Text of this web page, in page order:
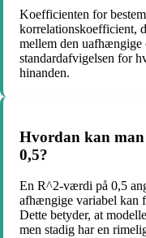
Koefficienten for
korrelationskoefficient,
mellem den
standardafvigelsen for
hinanden.
Hvordan kan
0,5?
En R^2-værdi på 0,5
afhængige variabel kan
Dette betyder, at
men stadig har en